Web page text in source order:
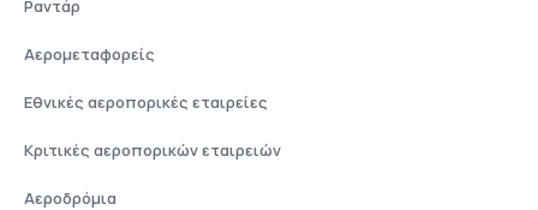
Ραντάρ
Αερομεταφορείς
Εθνικές αεροπορικές εταιρείες
Κριτικές αεροπορικών εταιρειών
Αεροδρόμια